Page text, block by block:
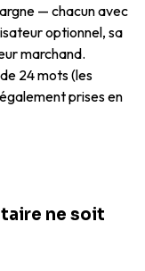
— chacun avec
optionnel, sa
marchand.
24 mots (les
prises en
ne soit